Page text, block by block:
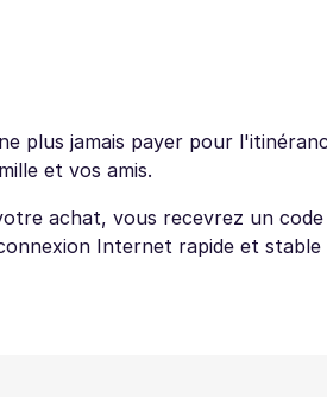
plus jamais payer pour
et vos amis.
achat, vous recevrez un
Internet rapide et stable